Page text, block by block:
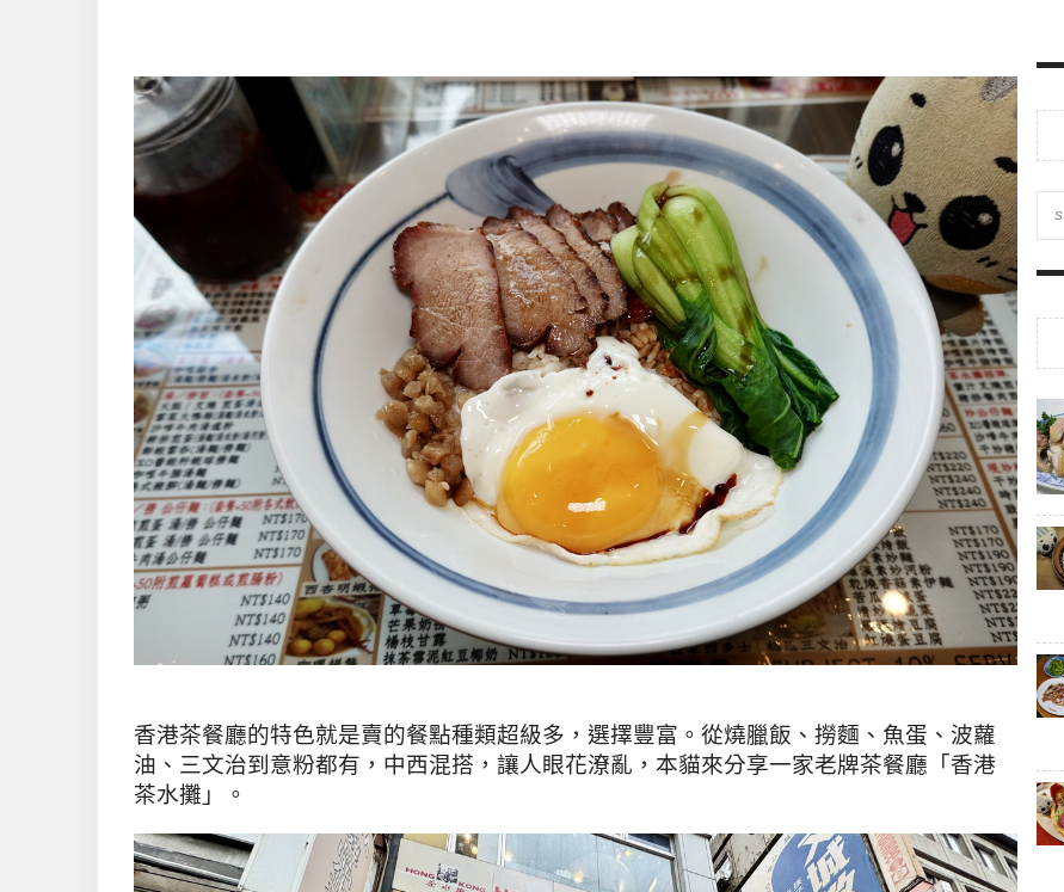
香港茶餐廳的特色就是賣的餐點種類超級多， 選擇豐富 。從燒臘飯 、撈麵 、魚蛋 、 波蘿
油 、 三文治到意粉都有 ，中西混搭，讓人眼花潦亂，本貓來分享一家老牌茶餐廳「香港
茶水攤」
。